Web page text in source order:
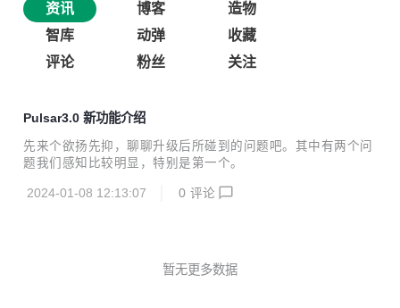
资讯 博客
造物
智库
动弹
收藏
评论
粉丝 关注
Pulsar3.0 新功能介绍
先来个欲扬先抑，聊聊升级后所碰到的问题吧。其中有两个问
题我们感知比较明显，特别是第一个。
2024-01-08 12:13:07 0 评论
暂无更多数据